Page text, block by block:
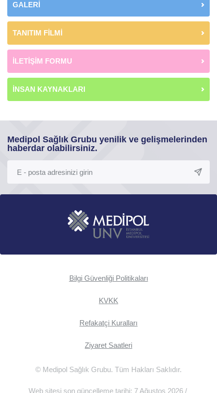
GALERİ
TANITIM FİLMİ
İLETİŞİM FORMU
İNSAN KAYNAKLARI
Medipol Sağlık Grubu yenilik ve gelişmelerinden
haberdar olabilirsiniz.
Bilgi Güvenliği Politikaları
KVKK
Refakatçi Kuralları
Ziyaret Saatleri
© Medipol Sağlık Grubu. Tüm Hakları Saklıdır.
Web sitesi son güncelleme tarihi: 7 Ağustos 2026 /